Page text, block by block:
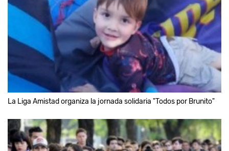
La Liga Amistad organiza la jornada solidaria "Todos por Brunito"